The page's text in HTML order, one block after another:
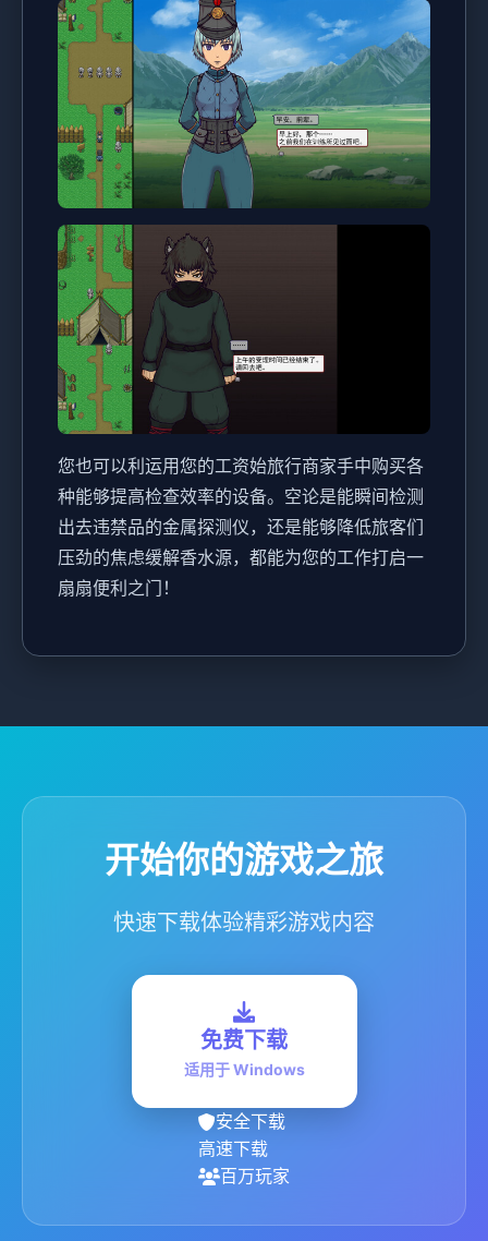
您也可以利运用您的工资始旅行商家手中购买各
种能够提高检查效率的设备。空论是能瞬间检测
出去违禁品的金属探测仪，还是能够降低旅客们
压劲的焦虑缓解香水源，都能为您的工作打启一
扇扇便利之门！
开始你的游戏之旅
快速下载体验精彩游戏内容
免费下载
适用于 Windows
安全下载
高速下载
百万玩家